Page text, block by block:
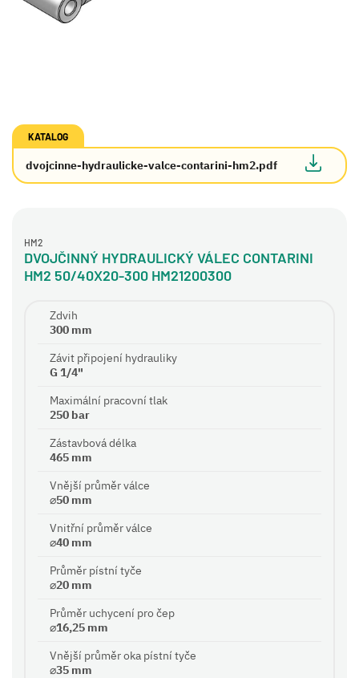
KATALOG
dvojcinne-hydraulicke-valce-contarini-hm2.pdf
HM2
DVOJČINNÝ HYDRAULICKÝ VÁLEC CONTARINI
HM2 50/40X20-300 HM21200300
Zdvih
300 mm
Závit připojení hydrauliky
G 1/4"
Maximální pracovní tlak
250 bar
Zástavbová délka
465 mm
Vnější průměr válce
⌀50 mm
Vnitřní průměr válce
⌀40 mm
Průměr pístní tyče
⌀20 mm
Průměr uchycení pro čep
⌀16,25 mm
Vnější průměr oka pístní tyče
⌀35 mm